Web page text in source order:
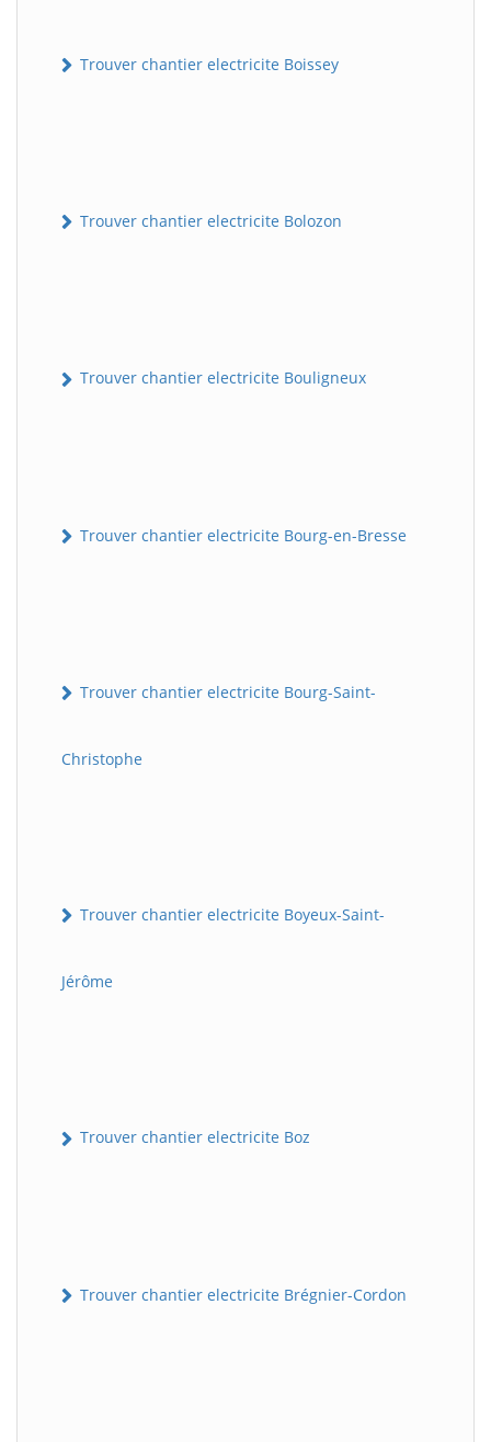
Trouver chantier electricite Boissey
Trouver chantier electricite Bolozon
Trouver chantier electricite Bouligneux
Trouver chantier electricite Bourg-en-Bresse
Trouver chantier electricite Bourg-Saint-
Christophe
Trouver chantier electricite Boyeux-Saint-
Jérôme
Trouver chantier electricite Boz
Trouver chantier electricite Brégnier-Cordon